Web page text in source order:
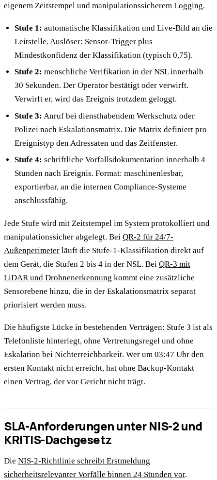
eigenem Zeitstempel und manipulationssicherem Logging.
Stufe 1: automatische Klassifikation und Live-Bild an die
Leitstelle. Auslöser: Sensor-Trigger plus
Mindestkonfidenz der Klassifikation (typisch 0,75).
Stufe 2: menschliche Verifikation in der NSL innerhalb
30 Sekunden. Der Operator bestätigt oder verwirft.
Verwirft er, wird das Ereignis trotzdem geloggt.
Stufe 3: Anruf bei diensthabendem Werkschutz oder
Polizei nach Eskalationsmatrix. Die Matrix definiert pro
Ereignistyp den Adressaten und das Zeitfenster.
Stufe 4: schriftliche Vorfallsdokumentation innerhalb 4
Stunden nach Ereignis. Format: maschinenlesbar,
exportierbar, an die internen Compliance-Systeme
anschlussfähig.
Jede Stufe wird mit Zeitstempel im System protokolliert und
manipulationssicher abgelegt. Bei QR-2 für 24/7-
Außenperimeter läuft die Stufe-1-Klassifikation direkt auf
dem Gerät, die Stufen 2 bis 4 in der NSL. Bei QR-3 mit
LiDAR und Drohnenerkennung kommt eine zusätzliche
Sensorebene hinzu, die in der Eskalationsmatrix separat
priorisiert werden muss.
Die häufigste Lücke in bestehenden Verträgen: Stufe 3 ist als
Telefonliste hinterlegt, ohne Vertretungsregel und ohne
Eskalation bei Nichterreichbarkeit. Wer um 03:47 Uhr den
ersten Kontakt nicht erreicht, hat ohne Backup-Kontakt
einen Vertrag, der vor Gericht nicht trägt.
SLA-Anforderungen unter NIS-2 und
KRITIS-Dachgesetz
Die NIS-2-Richtlinie schreibt Erstmeldung
sicherheitsrelevanter Vorfälle binnen 24 Stunden vor.